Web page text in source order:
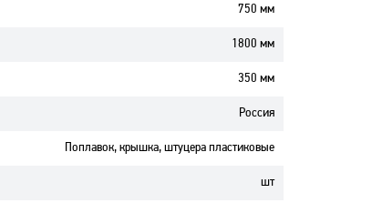
750 мм
1800 мм
350 мм
Россия
Поплавок, крышка, штуцера пластиковые
шт